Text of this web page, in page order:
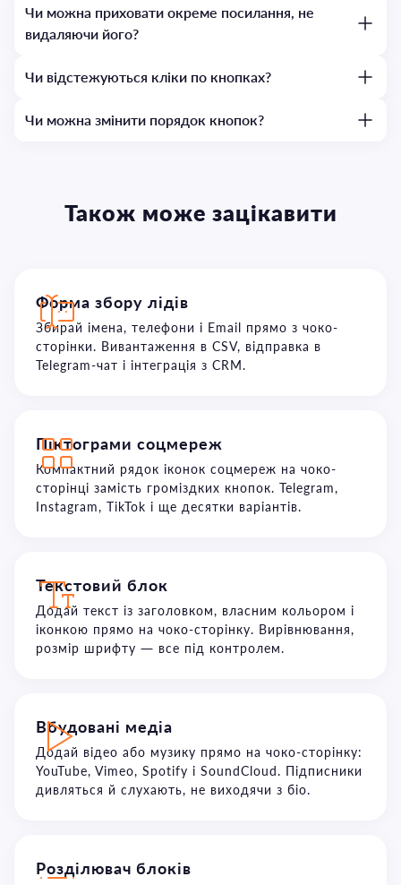
Чи можна приховати окреме посилання, не
видаляючи його?
Чи відстежуються кліки по кнопках?
Чи можна змінити порядок кнопок?
Також може зацікавити
Форма збору лідів
Збирай імена, телефони і Email прямо з чоко-
сторінки. Вивантаження в CSV, відправка в
Telegram-чат і інтеграція з CRM.
Піктограми соцмереж
Компактний рядок іконок соцмереж на чоко-
сторінці замість громіздких кнопок. Telegram,
Instagram, TikTok і ще десятки варіантів.
Текстовий блок
Додай текст із заголовком, власним кольором і
іконкою прямо на чоко-сторінку. Вирівнювання,
розмір шрифту — все під контролем.
Вбудовані медіа
Додай відео або музику прямо на чоко-сторінку:
YouTube, Vimeo, Spotify і SoundCloud. Підписники
дивляться й слухають, не виходячи з біо.
Розділювач блоків